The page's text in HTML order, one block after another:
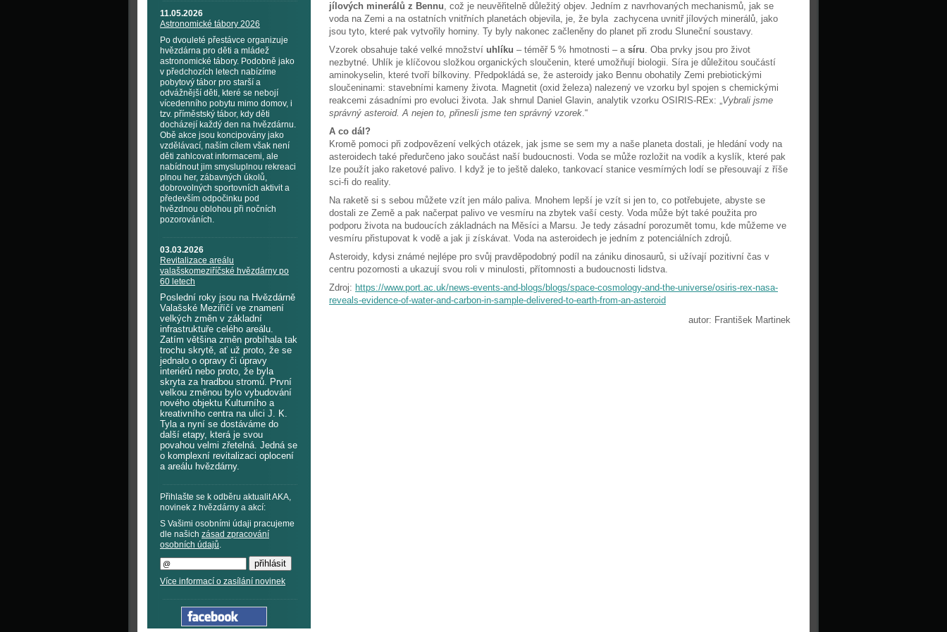
11.05.2026
Astronomické tábory 2026
Po dvouleté přestávce organizuje
hvězdárna pro děti a mládež
astronomické tábory. Podobně jako
v předchozích letech nabízíme
pobytový tábor pro starší a
odvážnější děti, které se nebojí
vícedenního pobytu mimo domov, i
tzv. příměstský tábor, kdy děti
docházejí každý den na hvězdárnu.
Obě akce jsou koncipovány jako
vzdělávací, naším cílem však není
děti zahlcovat informacemi, ale
nabídnout jim smysluplnou rekreaci
plnou her, zábavných úkolů,
dobrovolných sportovních aktivit a
především odpočinku pod
hvězdnou oblohou při nočních
pozorováních.
03.03.2026
Revitalizace areálu
valašskomeziříčské hvězdárny po
60 letech
Poslední roky jsou na Hvězdárně
Valašské Meziříčí ve znamení
velkých změn v základní
infrastruktuře celého areálu.
Zatím většina změn probíhala tak
trochu skrytě, ať už proto, že se
jednalo o opravy či úpravy
interiérů nebo proto, že byla
skryta za hradbou stromů. První
velkou změnou bylo vybudování
nového objektu Kulturního a
kreativního centra na ulici J. K.
Tyla a nyní se dostáváme do
další etapy, která je svou
povahou velmi zřetelná. Jedná se
o komplexní revitalizaci oplocení
a areálu hvězdárny.
Přihlašte se k odběru aktualit AKA,
novinek z hvězdárny a akcí:
S Vašimi osobními údaji pracujeme
dle našich zásad zpracování
osobních údajů.
Více informací o zasílání novinek
jílových minerálů z Bennu, což je neuvěřitelně důležitý objev. Jedním z navrhovaných mechanismů, jak se
voda na Zemi a na ostatních vnitřních planetách objevila, je, že byla zachycena uvnitř jílových minerálů, jako
jsou tyto, které pak vytvořily horniny. Ty byly nakonec začleněny do planet při zrodu Sluneční soustavy.
Vzorek obsahuje také velké množství uhlíku – téměř 5 % hmotnosti – a síru. Oba prvky jsou pro život
nezbytné. Uhlík je klíčovou složkou organických sloučenin, které umožňují biologii. Síra je důležitou součástí
aminokyselin, které tvoří bílkoviny. Předpokládá se, že asteroidy jako Bennu obohatily Zemi prebiotickými
sloučeninami: stavebními kameny života. Magnetit (oxid železa) nalezený ve vzorku byl spojen s chemickými
reakcemi zásadními pro evoluci života. Jak shrnul Daniel Glavin, analytik vzorku OSIRIS-REx: „Vybrali jsme
správný asteroid. A nejen to, přinesli jsme ten správný vzorek.“
A co dál?
Kromě pomoci při zodpovězení velkých otázek, jak jsme se sem my a naše planeta dostali, je hledání vody na
asteroidech také předurčeno jako součást naší budoucnosti. Voda se může rozložit na vodík a kyslík, které pak
lze použít jako raketové palivo. I když je to ještě daleko, tankovací stanice vesmírných lodí se přesouvají z říše
sci-fi do reality.
Na raketě si s sebou můžete vzít jen málo paliva. Mnohem lepší je vzít si jen to, co potřebujete, abyste se
dostali ze Země a pak načerpat palivo ve vesmíru na zbytek vaší cesty. Voda může být také použita pro
podporu života na budoucích základnách na Měsíci a Marsu. Je tedy zásadní porozumět tomu, kde můžeme ve
vesmíru přistupovat k vodě a jak ji získávat. Voda na asteroidech je jedním z potenciálních zdrojů.
Asteroidy, kdysi známé nejlépe pro svůj pravděpodobný podíl na zániku dinosaurů, si užívají pozitivní čas v
centru pozornosti a ukazují svou roli v minulosti, přítomnosti a budoucnosti lidstva.
Zdroj: https://www.port.ac.uk/news-events-and-blogs/blogs/space-cosmology-and-the-universe/osiris-rex-nasa-
reveals-evidence-of-water-and-carbon-in-sample-delivered-to-earth-from-an-asteroid
autor: František Martinek